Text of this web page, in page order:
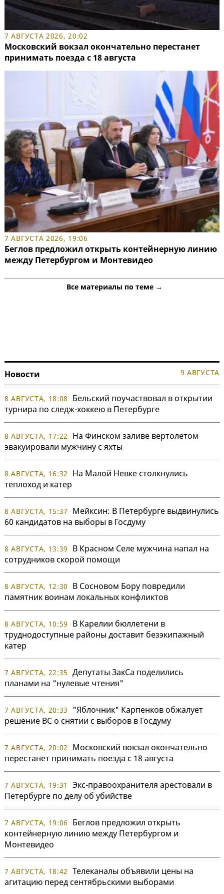
7 АВГУСТА 2026, 20:02
Московский вокзал окончательно перестанет
принимать поезда с 18 августа
7 АВГУСТА 2026, 19:06
Беглов предложил открыть контейнерную линию
между Петербургом и Монтевидео
Все материалы по теме →
Новости 9 АВГУСТА
8 АВГУСТА, 18:08
Бельский поучаствовал в открытии
турнира по следж-хоккею в Петербурге
8 АВГУСТА, 17:22
На Финском заливе вертолетом
эвакуировали мужчину с яхты
8 АВГУСТА, 16:32
На Малой Невке столкнулись
теплоход и катер
8 АВГУСТА, 15:37
Мейксин: В Петербурге выдвинулись
60 кандидатов на выборы в Госдуму
8 АВГУСТА, 13:39
В Красном Селе мужчина напал на
сотрудников скорой помощи
8 АВГУСТА, 12:30
В Сосновом Бору повредили
памятник воинам локальных конфликтов
8 АВГУСТА, 10:59
В Карелии бюллетени в
труднодоступные районы доставит безэкипажный
катер
7 АВГУСТА, 22:35 Депутаты ЗакСа поделились
планами на "нулевые чтения"
7 АВГУСТА, 20:33
"Яблочник" Карпенков обжалует
решение ВС о снятии с выборов в Госдуму
7 АВГУСТА, 20:02
Московский вокзал окончательно
перестанет принимать поезда с 18 августа
7 АВГУСТА, 19:31
Экс-правоохранителя арестовали в
Петербурге по делу об убийстве
7 АВГУСТА, 19:06
Беглов предложил открыть
контейнерную линию между Петербургом и
Монтевидео
7 АВГУСТА, 18:42 Телеканалы объявили цены на
агитацию перед сентябрьскими выборами